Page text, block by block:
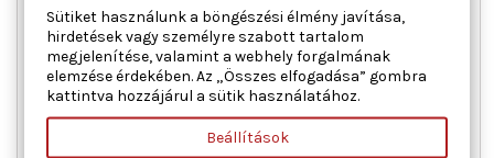
MAGNETI MARELLI 350103104200 ABLAKEMELŐ JOBB ELSŐ
ABARTH FIAT
Sütiket használunk a böngészési élmény javítása,
hirdetések vagy személyre szabott tartalom
megjelenítése, valamint a webhely forgalmának
elemzése érdekében. Az „Összes elfogadása” gombra
kattintva hozzájárul a sütik használatához.
Beállítások